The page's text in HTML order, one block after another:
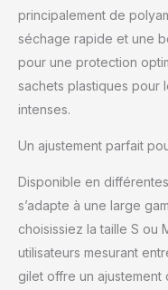
principalement de
séchage rapide et une
pour une protection
sachets plastiques pour
intenses.
Un ajustement parfait
Disponible en
s’adapte à une large
choisissiez la taille S ou
utilisateurs mesurant
gilet offre un